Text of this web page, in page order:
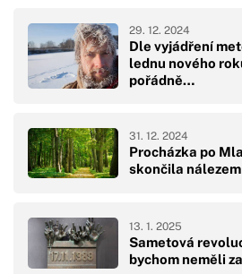
Dle vyjádření
lednu nového
pořádně…
29. 12. 2024
Procházka po
skončila
31. 12. 2024
Sametová
bychom neměli
13. 1. 2025